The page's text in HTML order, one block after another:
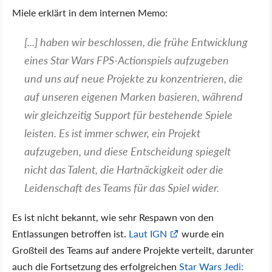
Miele erklärt in dem internen Memo:
[...] haben wir beschlossen, die frühe Entwicklung
eines Star Wars FPS-Actionspiels aufzugeben
und uns auf neue Projekte zu konzentrieren, die
auf unseren eigenen Marken basieren, während
wir gleichzeitig Support für bestehende Spiele
leisten. Es ist immer schwer, ein Projekt
aufzugeben, und diese Entscheidung spiegelt
nicht das Talent, die Hartnäckigkeit oder die
Leidenschaft des Teams für das Spiel wider.
Es ist nicht bekannt, wie sehr Respawn von den
Entlassungen betroffen ist. Laut IGN
wurde ein
Großteil des Teams auf andere Projekte verteilt, darunter
auch die Fortsetzung des erfolgreichen Star Wars Jedi: